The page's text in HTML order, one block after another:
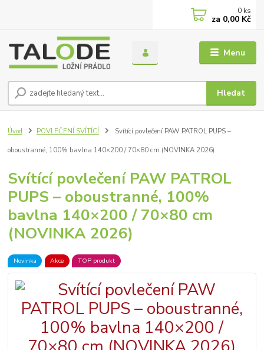
Menu
Hledat
0 ks
za 0,00 Kč
Úvod POVLEČENÍ SVÍTÍCÍ Svítící povlečení PAW PATROL PUPS –
oboustranné, 100% bavlna 140×200 / 70×80 cm (NOVINKA 2026)
Svítící povlečení PAW PATROL
PUPS – oboustranné, 100%
bavlna 140×200 / 70×80 cm
(NOVINKA 2026)
Novinka Akce TOP produkt